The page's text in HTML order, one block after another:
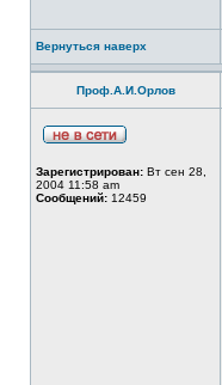
Вернуться наверх
Проф.А.И.Орлов
Зарегистрирован: Вт сен 28,
2004 11:58 am
Сообщений: 12459